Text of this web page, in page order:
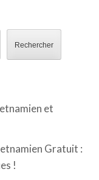
Rechercher
et
Gratuit :
!